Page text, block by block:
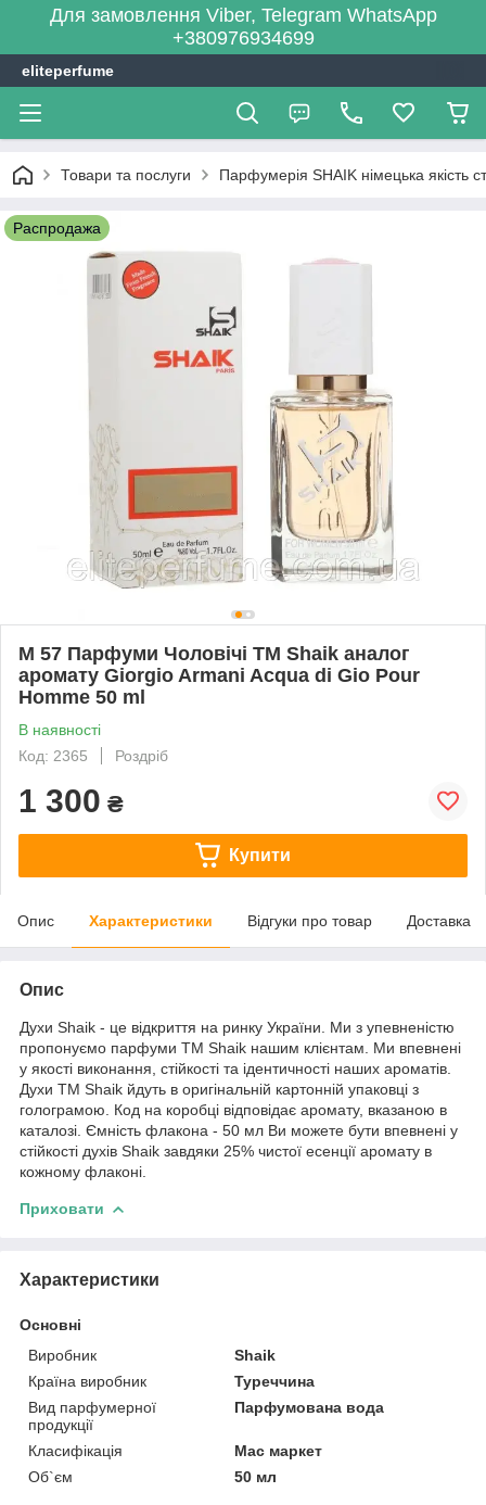
Для замовлення Viber, Telegram WhatsApp
+380976934699
eliteperfume
Товари та послуги Парфумерія SHAIK німецька якість
Распродажа
M 57 Парфуми Чоловічі ТМ Shaik аналог
аромату Giorgio Armani Acqua di Gio Pour
Homme 50 ml
В наявності
Код: 2365
Роздріб
1 300 ₴
Купити
Опис Характеристики Відгуки про товар Доставка
Опис
Духи Shaik - це відкриття на ринку України. Ми з упевненістю
пропонуємо парфуми TM Shaik нашим клієнтам. Ми впевнені
у якості виконання, стійкості та ідентичності наших ароматів.
Духи TM Shaik йдуть в оригінальній картонній упаковці з
голограмою. Код на коробці відповідає аромату, вказаною в
каталозі. Ємність флакона - 50 мл Ви можете бути впевнені у
стійкості духів Shaik завдяки 25% чистої есенції аромату в
кожному флаконі.
Приховати
Характеристики
Основні
Виробник
Shaik
Країна виробник
Туреччина
Вид парфумерної
продукції
Парфумована вода
Класифікація
Мас маркет
Об`єм
50 мл